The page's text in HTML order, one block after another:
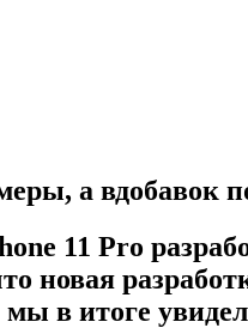
а вдобавок
11 Pro
новая
в итоге